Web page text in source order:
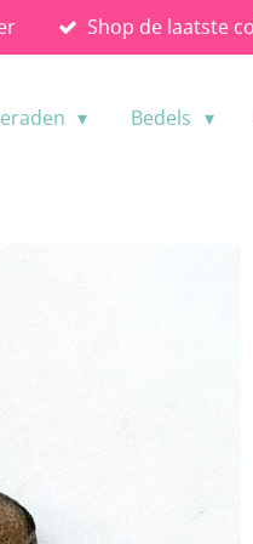
Shop de laatste
Bedels